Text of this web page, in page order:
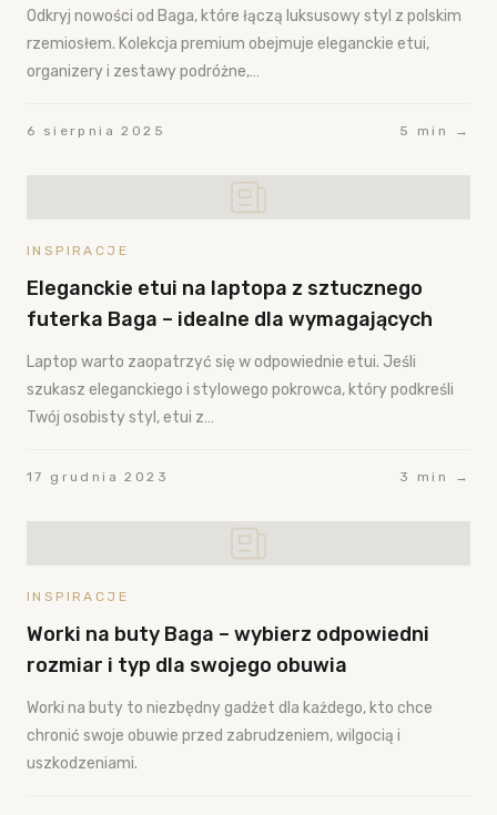
Odkryj nowości od Baga, które łączą luksusowy styl z polskim
rzemiosłem. Kolekcja premium obejmuje eleganckie etui,
organizery i zestawy podróżne,…
6 sierpnia 2025 5 min →
INSPIRACJE
Eleganckie etui na laptopa z sztucznego
futerka Baga – idealne dla wymagających
Laptop warto zaopatrzyć się w odpowiednie etui. Jeśli
szukasz eleganckiego i stylowego pokrowca, który podkreśli
Twój osobisty styl, etui z…
17 grudnia 2023 3 min →
INSPIRACJE
Worki na buty Baga – wybierz odpowiedni
rozmiar i typ dla swojego obuwia
Worki na buty to niezbędny gadżet dla każdego, kto chce
chronić swoje obuwie przed zabrudzeniem, wilgocią i
uszkodzeniami.